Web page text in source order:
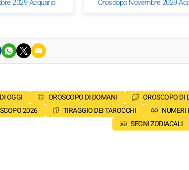
2029 Acquario Oroscopo Novembre 2029
OGGI OROSCOPO DI DOMANI OROSCOPO DI
2026
TIRAGGIO DEI TAROCCHI NUMERI
SEGNI ZODIACALI